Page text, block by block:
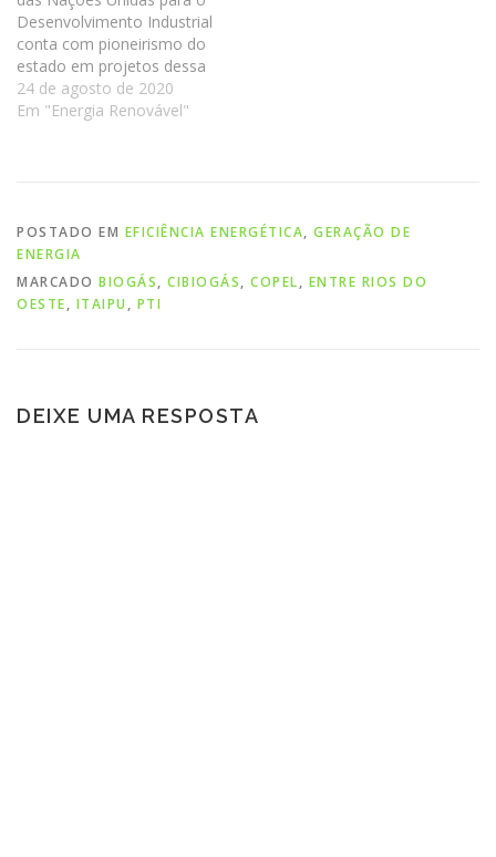
Desenvolvimento Industrial
conta com pioneirismo do
estado em projetos dessa
fonte
24 de agosto de 2020
Em "Energia Renovável"
POSTADO EM EFICIÊNCIA ENERGÉTICA, GERAÇÃO DE
ENERGIA
MARCADO BIOGÁS, CIBIOGÁS, COPEL, ENTRE RIOS DO
OESTE, ITAIPU , PTI
DEIXE UMA RESPOSTA